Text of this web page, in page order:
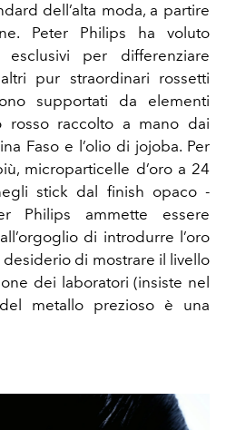
dell’alta moda, a partire
Peter Philips ha voluto
per differenziare
pur straordinari rossetti
supportati da elementi
rosso raccolto a mano dai
Faso e l’olio di jojoba. Per
microparticelle d’oro a 24
stick dal finish opaco -
Philips ammette essere
di introdurre l’oro
di mostrare il livello
dei laboratori (insiste nel
metallo prezioso è una